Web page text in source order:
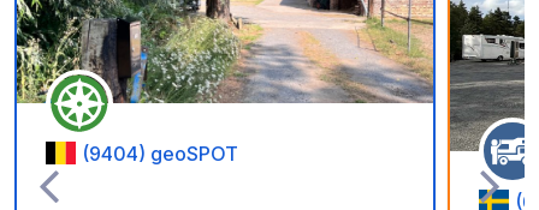
(9404) geoSPOT